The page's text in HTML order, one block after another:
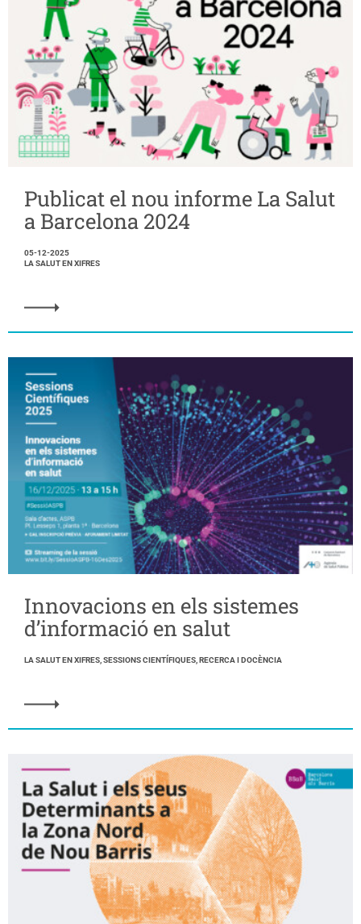
Publicat el nou informe La Salut
a Barcelona 2024
05-12-2025
LA SALUT EN XIFRES
Innovacions en els sistemes
d’informació en salut
LA SALUT EN XIFRES, SESSIONS CIENTÍFIQUES, RECERCA I DOCÈNCIA